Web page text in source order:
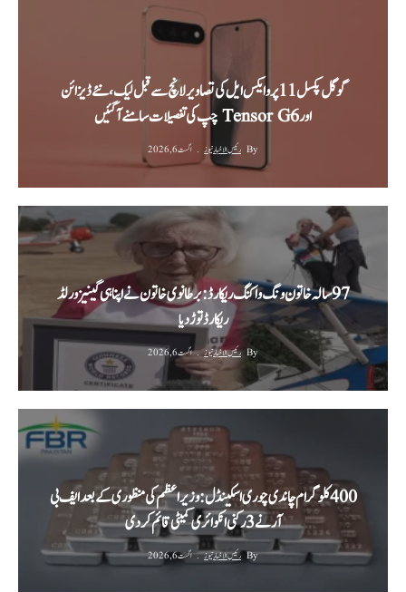
گوگل پکسل 11 پرو ایکس ایل کی تصاویر لانچ سے قبل لیک، نئے ڈیزائن
اور Tensor G6 چپ کی تفصیلات سامنے آ گئیں
By رئیس الاخبار نیوز اگست 6, 2026
‫97 سالہ خاتون ونگ واکنگ ریکارڈ: برطانوی خاتون نے اپنا ہی گینیز ورلڈ
ریکارڈ توڑ دیا‬
By رئیس الاخبار نیوز اگست 6, 2026
‫400 کلو گرام چاندی چوری اسکینڈل: وزیراعظم کی منظوری کے بعد ایف بی
آر نے 3 رکنی انکوائری کمیٹی قائم کر دی‬
By رئیس الاخبار نیوز اگست 6, 2026